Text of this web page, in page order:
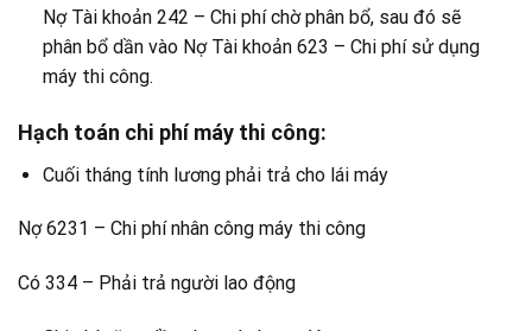
Nợ Tài khoản 242 – Chi phí chờ phân bổ, sau đó sẽ
phân bổ dần vào Nợ Tài khoản 623 – Chi phí sử dụng
máy thi công.
Hạch toán chi phí máy thi công:
Cuối tháng tính lương phải trả cho lái máy
Nợ 6231 – Chi phí nhân công máy thi công
Có 334 – Phải trả người lao động